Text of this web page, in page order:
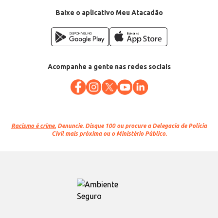
Baixe o aplicativo Meu Atacadão
Acompanhe a gente nas redes sociais
Racismo é crime. Denuncie. Disque 100 ou procure a Delegacia de Polícia
Civil mais próxima ou o Ministério Público.